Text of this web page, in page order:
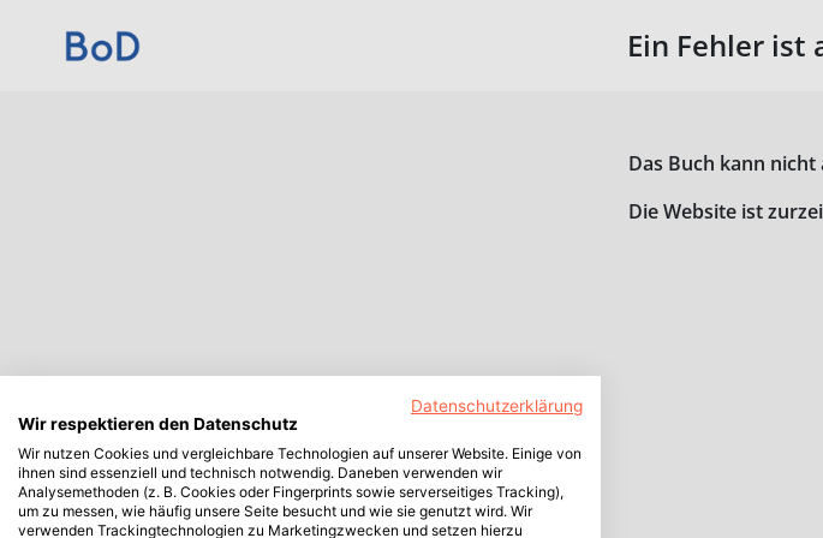
Ein Fehler ist
Das Buch kann
Die Website ist
Datenschutzerklärung
Wir respektieren den Datenschutz
Wir nutzen Cookies und vergleichbare Technologien auf unserer Website. Einige von
ihnen sind essenziell und technisch notwendig. Daneben verwenden wir
Analysemethoden (z. B. Cookies oder Fingerprints sowie serverseitiges Tracking),
um zu messen, wie häufig unsere Seite besucht und wie sie genutzt wird. Wir
verwenden Trackingtechnologien zu Marketingzwecken und setzen hierzu